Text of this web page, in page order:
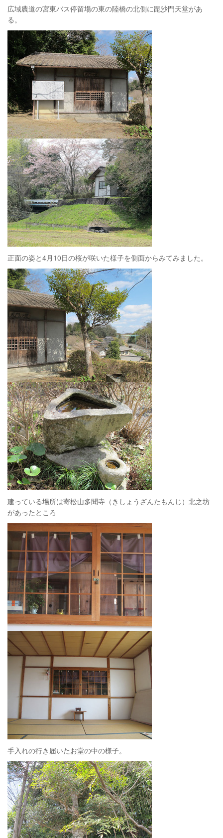
広域農道の宮東バス停留場の東の陸橋の北側に毘沙門天堂があ
る。
正面の姿と4月10日の桜が咲いた様子を側面からみてみました。
建っている場所は寄松山多聞寺（きしょうざんたもんじ）北之坊
があったところ
手入れの行き届いたお堂の中の様子。